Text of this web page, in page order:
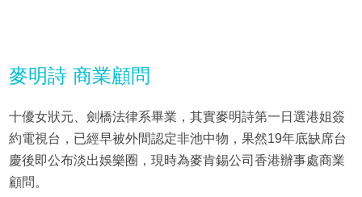
麥明詩 商業顧問
十優女狀元、劍橋法律系畢業，其實麥明詩第一日選港姐簽
約電視台，已經早被外間認定非池中物，果然19年底缺席台
慶後即公布淡出娛樂圈，現時為麥肯錫公司香港辦事處商業
顧問。